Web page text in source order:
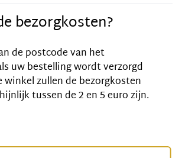
bezorgkosten?
de postcode van het
uw bestelling wordt verzorgd
winkel zullen de bezorgkosten
tussen de 2 en 5 euro zijn.